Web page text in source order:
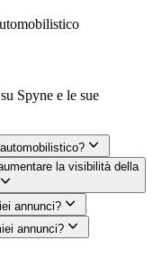
Spyne e le sue
la visibilità della
annunci?
annunci?